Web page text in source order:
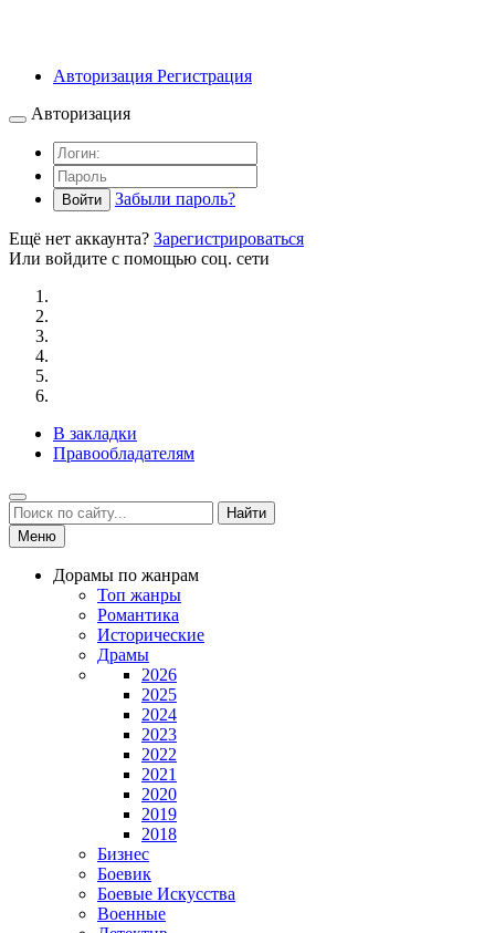
Авторизация Регистрация
Авторизация
Войти Забыли пароль?
Ещё нет аккаунта? Зарегистрироваться
Или войдите с помощью соц. сети
В закладки
Правообладателям
Найти
Меню
Дорамы по жанрам
Топ жанры
Романтика
Исторические
Драмы
2026
2025
2024
2023
2022
2021
2020
2019
2018
Бизнес
Боевик
Боевые Искусства
Военные